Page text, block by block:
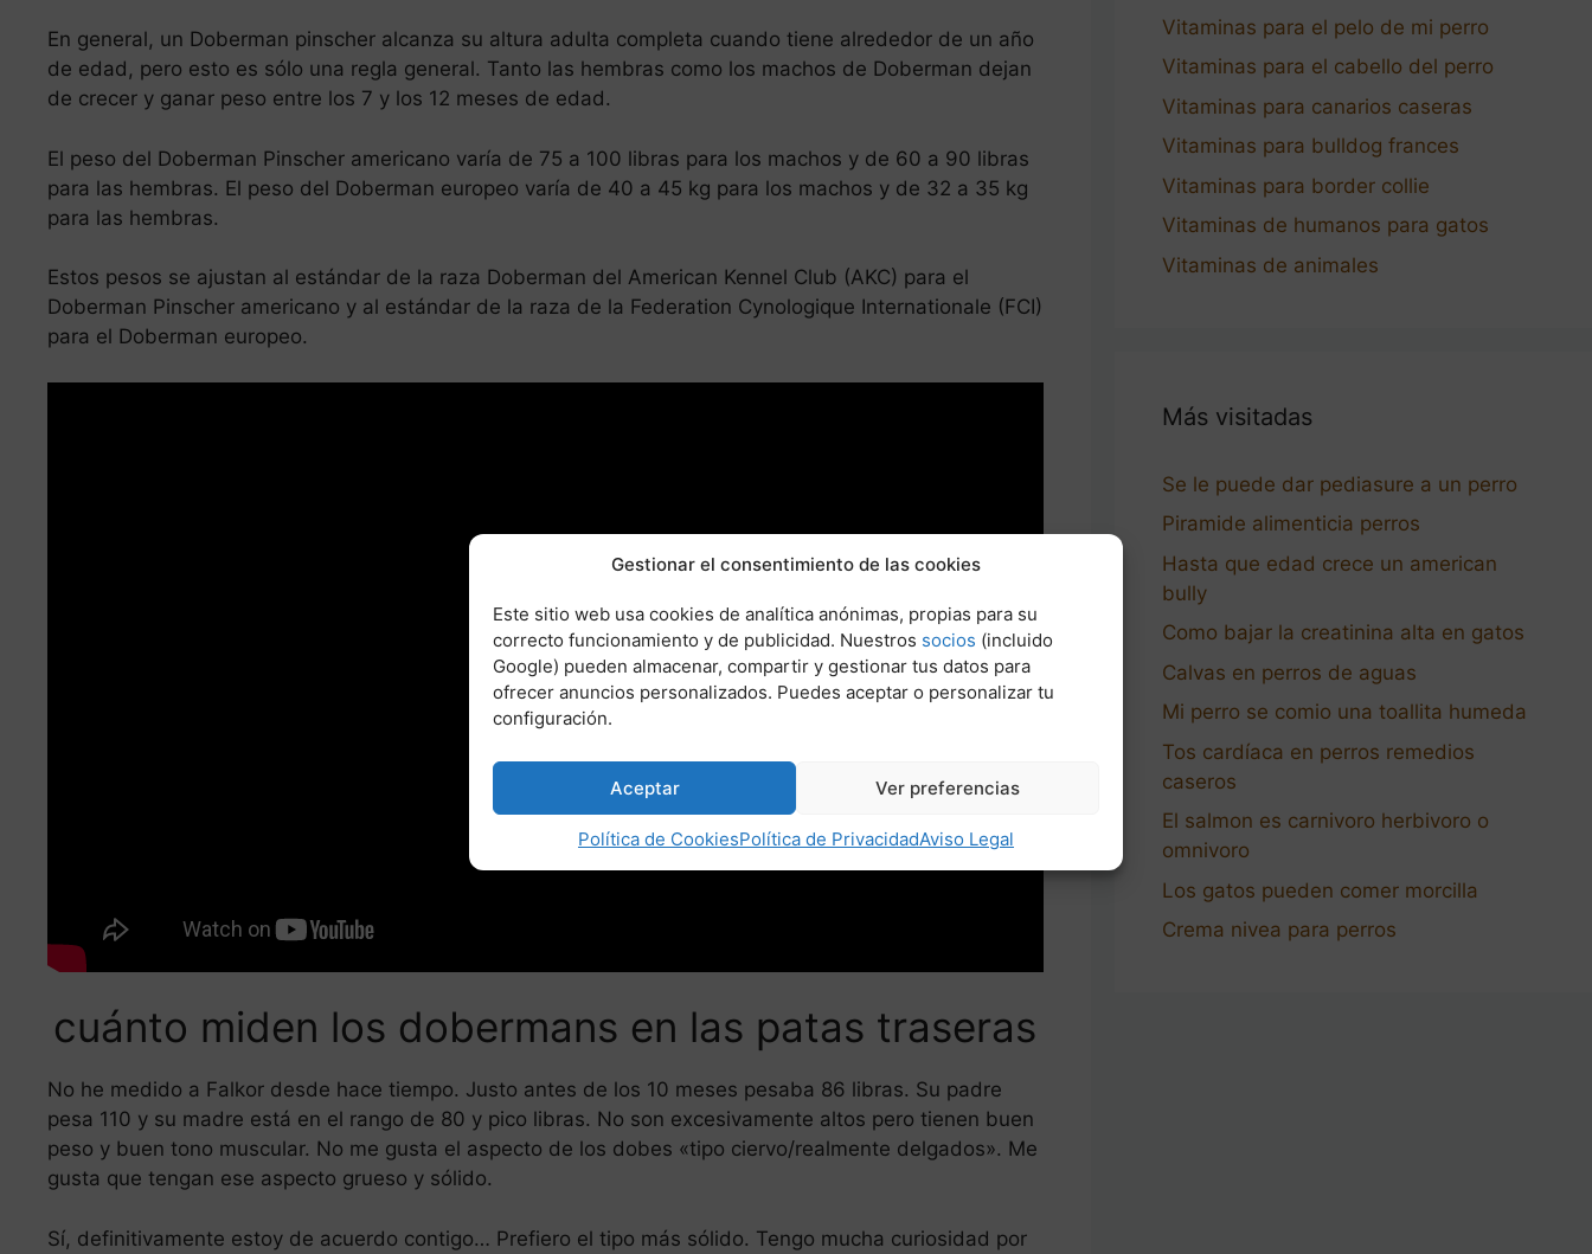
Gestionar el consentimiento de las cookies
Este sitio web usa cookies de analítica anónimas, propias para su
correcto funcionamiento y de publicidad. Nuestros socios (incluido
Google) pueden almacenar, compartir y gestionar tus datos para
ofrecer anuncios personalizados. Puedes aceptar o personalizar tu
configuración.
Aceptar Ver preferencias
Política de CookiesPolítica de PrivacidadAviso Legal
En general, un Doberman pinscher alcanza su altura adulta completa cuando tiene alrededor de un año
de edad, pero esto es sólo una regla general. Tanto las hembras como los machos de Doberman dejan
de crecer y ganar peso entre los 7 y los 12 meses de edad.
El peso del Doberman Pinscher americano varía de 75 a 100 libras para los machos y de 60 a 90 libras
para las hembras. El peso del Doberman europeo varía de 40 a 45 kg para los machos y de 32 a 35 kg
para las hembras.
Estos pesos se ajustan al estándar de la raza Doberman del American Kennel Club (AKC) para el
Doberman Pinscher americano y al estándar de la raza de la Federation Cynologique Internationale (FCI)
para el Doberman europeo.
cuánto miden los dobermans en las patas traseras
No he medido a Falkor desde hace tiempo. Justo antes de los 10 meses pesaba 86 libras. Su padre
pesa 110 y su madre está en el rango de 80 y pico libras. No son excesivamente altos pero tienen buen
peso y buen tono muscular. No me gusta el aspecto de los dobes «tipo ciervo/realmente delgados». Me
gusta que tengan ese aspecto grueso y sólido.
Sí, definitivamente estoy de acuerdo contigo… Prefiero el tipo más sólido. Tengo mucha curiosidad por
Vitaminas para el pelo de mi perro
Vitaminas para el cabello del perro
Vitaminas para canarios caseras
Vitaminas para bulldog frances
Vitaminas para border collie
Vitaminas de humanos para gatos
Vitaminas de animales
Más visitadas
Se le puede dar pediasure a un perro
Piramide alimenticia perros
Hasta que edad crece un american
bully
Como bajar la creatinina alta en gatos
Calvas en perros de aguas
Mi perro se comio una toallita humeda
Tos cardíaca en perros remedios
caseros
El salmon es carnivoro herbivoro o
omnivoro
Los gatos pueden comer morcilla
Crema nivea para perros